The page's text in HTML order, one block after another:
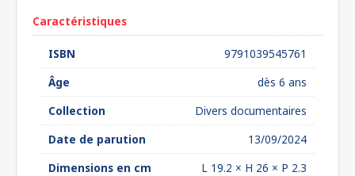
Caractéristiques
ISBN
9791039545761
Âge
dès 6 ans
Collection
Divers documentaires
Date de parution
13/09/2024
Dimensions en cm
L 19.2 × H 26 × P 2.3